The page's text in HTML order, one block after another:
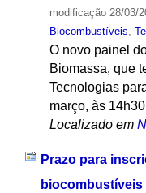
modificação28/03/
Biocombustíveis,
O novo painel
Biomassa, que
Tecnologias
março, às
Localizado em
Prazo para
biocombustíveis